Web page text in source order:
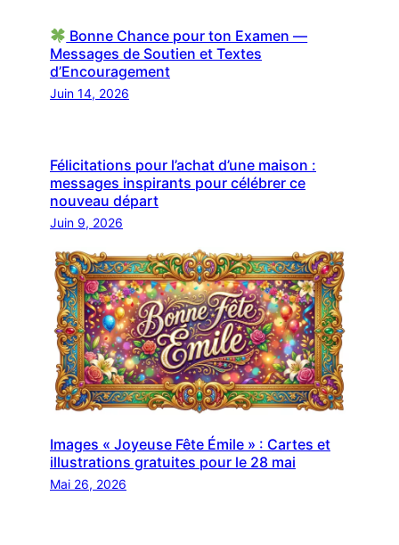
Bonne Chance pour ton Examen —
Messages de Soutien et Textes
d’Encouragement
Juin 14, 2026
Félicitations pour l’achat d’une maison :
messages inspirants pour célébrer ce
nouveau départ
Juin 9, 2026
Images « Joyeuse Fête Émile » : Cartes et
illustrations gratuites pour le 28 mai
Mai 26, 2026